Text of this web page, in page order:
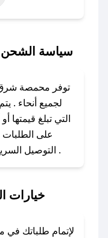
باستخدام تطبيق
الكوبون، تواصل
لا تقلق!
سياسة
توفر محمصة
لجميع أنحاء .
التي تبلغ قيمتها
على الطلبات
التوصيل السريع، يرجى تقديم طلبك قبل الساعة .
خيارات
لإتمام طلباتك